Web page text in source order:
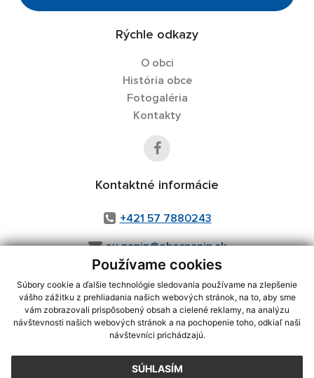
Používame cookies
Súbory cookie a ďalšie technológie sledovania používame na zlepšenie
vášho zážitku z prehliadania našich webových stránok, na to, aby sme
vám zobrazovali prispôsobený obsah a cielené reklamy, na analýzu
návštevnosti našich webových stránok a na pochopenie toho, odkiaľ naši
návštevníci prichádzajú.
SÚHLASÍM
Rýchle odkazy
O obci
História obce
Fotogaléria
Kontakty
Kontaktné informácie
+421 57 7880243
ou.papin@obecpapin.sk
využite možnosť získavania aktuálnych informácií s využitím RSS
CMS systém (redakčný) systém ECHELON 2,Mapa stránok,web portál
webex.digital, s.r.o.,domény,registrácia domény